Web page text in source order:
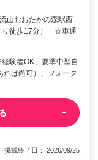
山おおたかの森駅西
り徒歩17分） ☆車通
験者OK、要準中型自
ば尚可）、フォーク
載終了日： 2026/09/25